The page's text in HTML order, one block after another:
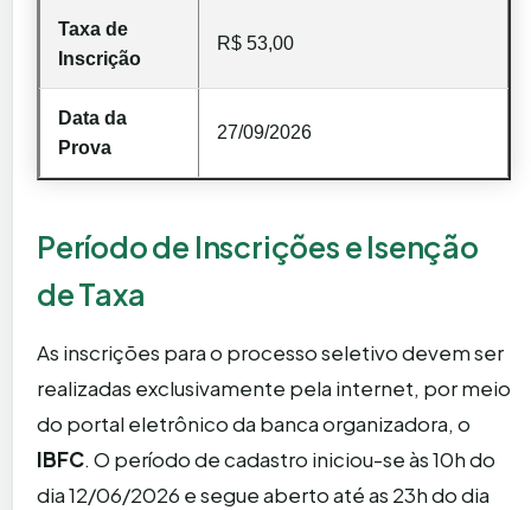
Taxa de
Inscrição
R$ 53,00
Data da
Prova
27/09/2026
Período de Inscrições e Isenção
de Taxa
As inscrições para o processo seletivo devem ser
realizadas exclusivamente pela internet, por meio
do portal eletrônico da banca organizadora, o
IBFC. O período de cadastro iniciou-se às 10h do
dia 12/06/2026 e segue aberto até as 23h do dia